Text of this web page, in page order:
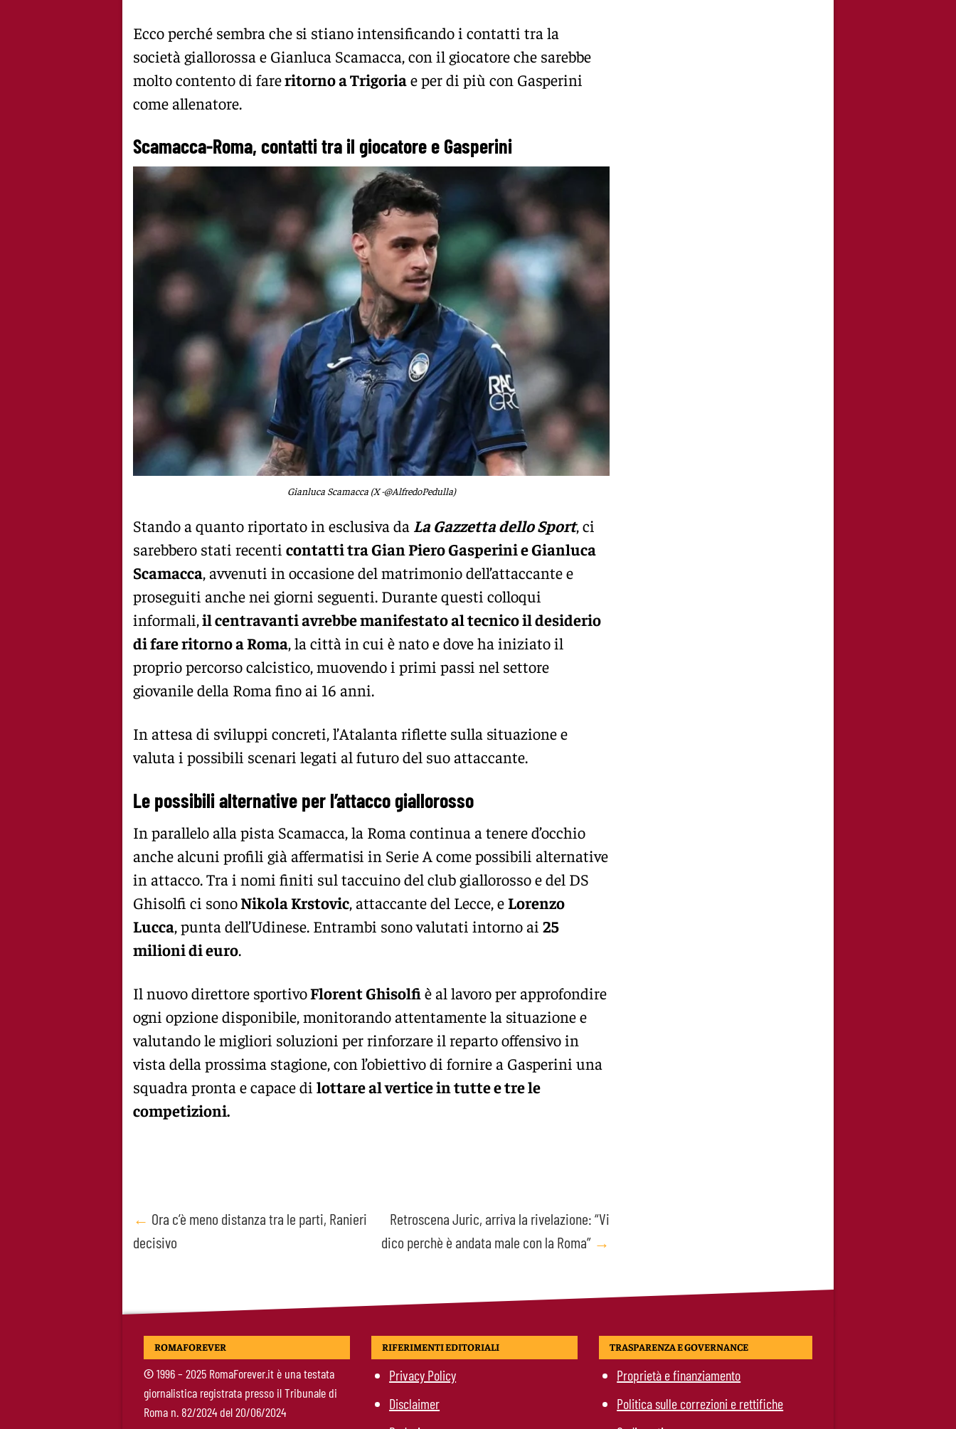
Ecco perché sembra che si stiano intensificando i contatti tra la
società giallorossa e Gianluca Scamacca, con il giocatore che sarebbe
molto contento di fareritorno a Trigoriae per di più con Gasperini
come allenatore.
Scamacca-Roma, contatti tra il giocatore e Gasperini
Gianluca Scamacca (X -@AlfredoPedulla)
Stando a quanto riportato in esclusiva da La Gazzetta dello Sport, ci
sarebbero stati recenti contatti tra Gian Piero Gasperini e Gianluca
Scamacca, avvenuti in occasione del matrimonio dell’attaccante e
proseguiti anche nei giorni seguenti. Durante questi colloqui
informali,il centravanti avrebbe manifestato al tecnico il desiderio
di fare ritorno a Roma, la città in cui è nato e dove ha iniziato il
proprio percorso calcistico, muovendo i primi passi nel settore
giovanile della Roma fino ai 16 anni.
In attesa di sviluppi concreti, l’Atalanta riflette sulla situazione e
valuta i possibili scenari legati al futuro del suo attaccante.
Le possibili alternative per l’attacco giallorosso
In parallelo alla pista Scamacca, la Roma continua a tenere d’occhio
anche alcuni profili già affermatisi in Serie A come possibili alternative
in attacco. Tra i nomi finiti sul taccuino del club giallorosso e del DS
Ghisolfi ci sonoNikola Krstovic, attaccante del Lecce, eLorenzo
Lucca, punta dell’Udinese. Entrambi sono valutati intorno ai 25
milioni di euro.
Il nuovo direttore sportivoFlorent Ghisolfiè al lavoro per approfondire
ogni opzione disponibile, monitorando attentamente la situazione e
valutando le migliori soluzioni per rinforzare il reparto offensivo in
vista della prossima stagione, con l’obiettivo di fornire a Gasperini una
squadra pronta e capace di lottare al vertice in tutte e tre le
competizioni.
Post
navigation
← Ora c’è meno distanza tra le parti, Ranieri
decisivo
Retroscena Juric, arriva la rivelazione: “Vi
dico perchè è andata male con la Roma” →
ROMAFOREVER
©1996 – 2025 RomaForever.it è una testata
giornalistica registrata presso il Tribunale di
Roma n. 82/2024 del 20/06/2024
RIFERIMENTI EDITORIALI
Privacy Policy
Disclaimer
TRASPARENZA E GOVERNANCE
Proprietà e finanziamento
Politica sulle correzioni e rettifiche